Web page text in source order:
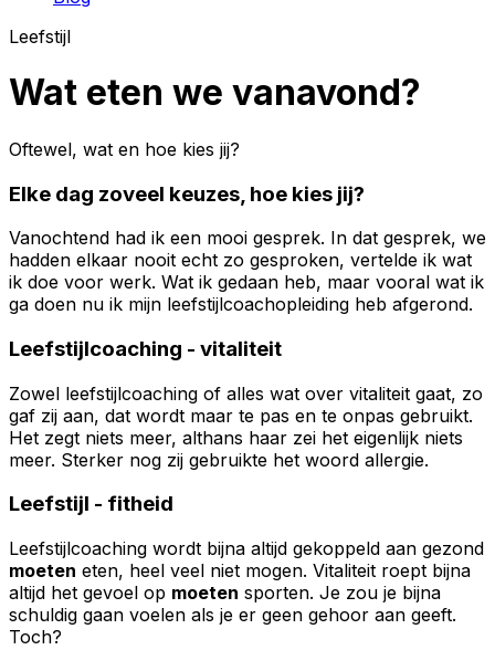
Leefstijl
Wat eten we vanavond?
Oftewel, wat en hoe kies jij?
Elke dag zoveel keuzes, hoe kies jij?
Vanochtend had ik een mooi gesprek. In dat gesprek, we
hadden elkaar nooit echt zo gesproken, vertelde ik wat
ik doe voor werk. Wat ik gedaan heb, maar vooral wat ik
ga doen nu ik mijn leefstijlcoachopleiding heb afgerond.
Leefstijlcoaching - vitaliteit
Zowel leefstijlcoaching of alles wat over vitaliteit gaat, zo
gaf zij aan, dat wordt maar te pas en te onpas gebruikt.
Het zegt niets meer, althans haar zei het eigenlijk niets
meer. Sterker nog zij gebruikte het woord allergie.
Leefstijl - fitheid
Leefstijlcoaching wordt bijna altijd gekoppeld aan gezond
moeten eten, heel veel niet mogen. Vitaliteit roept bijna
altijd het gevoel op moeten sporten. Je zou je bijna
schuldig gaan voelen als je er geen gehoor aan geeft.
Toch?